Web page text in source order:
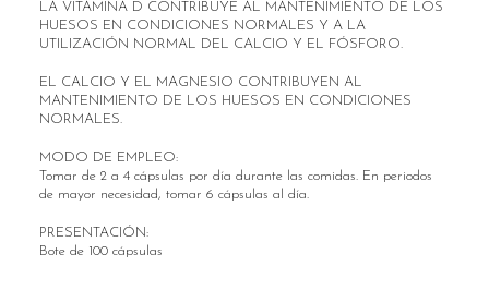
LA VITAMINA D CONTRIBUYE AL MANTENIMIENTO DE LOS
HUESOS EN CONDICIONES NORMALES Y A LA
UTILIZACIÓN NORMAL DEL CALCIO Y EL FÓSFORO.
EL CALCIO Y EL MAGNESIO CONTRIBUYEN AL
MANTENIMIENTO DE LOS HUESOS EN CONDICIONES
NORMALES.
MODO DE EMPLEO:
Tomar de 2 a 4 cápsulas por día durante las comidas. En periodos
de mayor necesidad, tomar 6 cápsulas al día.
PRESENTACIÓN:
Bote de 100 cápsulas